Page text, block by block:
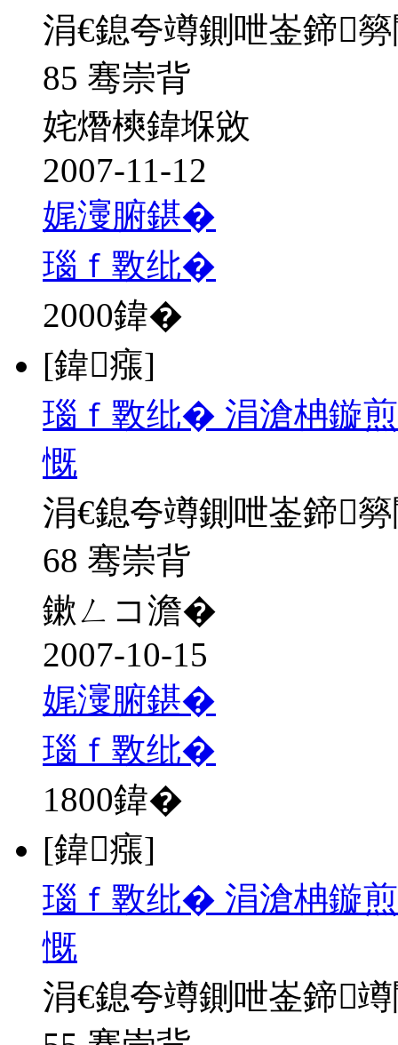
涓€鎴夸竴鍘呭崟鍗
85 骞崇背
姹熸樉鍏堢敓
2007-11-12
娓濅腑鍖�
瑙ｆ斁纰�
2000鍏�
[鍏瘬]
瑙ｆ斁纰� 涓滄柟鏇
慨
涓€鎴夸竴鍘呭崟鍗
68 骞崇背
鏉ㄥコ澹�
2007-10-15
娓濅腑鍖�
瑙ｆ斁纰�
1800鍏�
[鍏瘬]
瑙ｆ斁纰� 涓滄柟鏇
慨
涓€鎴夸竴鍘呭崟鍗